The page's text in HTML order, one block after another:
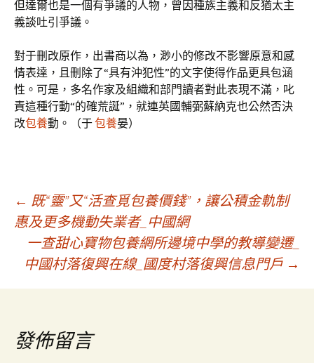
但達爾也是一個有爭議的人物，曾因種族主義和反猶太主
義談吐引爭議。
對于刪改原作，出書商以為，渺小的修改不影響原意和感
情表達，且刪除了“具有沖犯性”的文字使得作品更具包涵
性。可是，多名作家及組織和部門讀者對此表現不滿，叱
責這種行動“的確荒誕”，就連英國輔弼蘇納克也公然否決
改包養動。（于包養晏）
文
章
導
覽
← 既“靈”又“活查覓包養價錢”，讓公積金軌制
惠及更多機動失業者_中國網
一查甜心寶物包養網所邊境中學的教導變遷_
中國村落復興在線_國度村落復興信息門戶 →
發佈留言